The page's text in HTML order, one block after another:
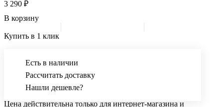
3 290 ₽
В корзину
Купить в 1 клик
Есть в наличии
Рассчитать доставку
Нашли дешевле?
Цена действительна только для интернет-магазина и